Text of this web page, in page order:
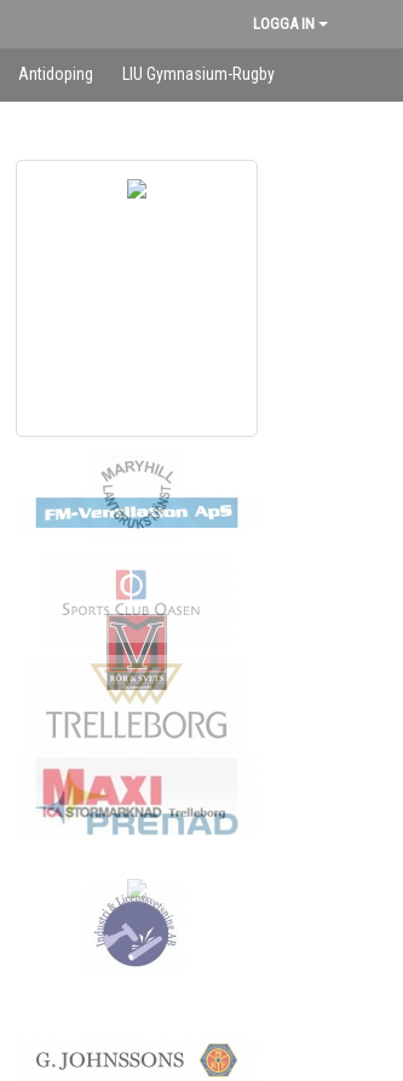
LOGGA IN
Antidoping LIU Gymnasium-Rugby